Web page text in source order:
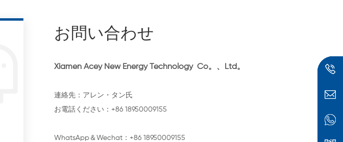
お問い合わせ
Xiamen Acey New Energy Technology Co。、Ltd。
連絡先：アレン・タン氏
お電話ください：+86 18950009155
WhatsApp＆Wechat：+86 18950009155